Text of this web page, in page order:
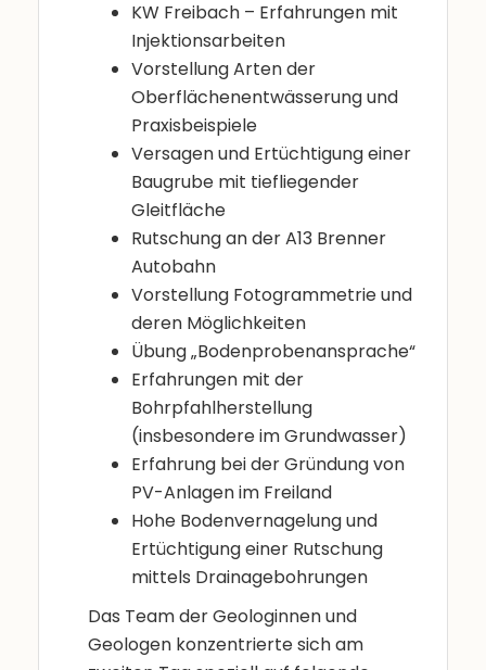
KW Freibach – Erfahrungen mit
Injektionsarbeiten
Vorstellung Arten der
Oberflächenentwässerung und
Praxisbeispiele
Versagen und Ertüchtigung einer
Baugrube mit tiefliegender
Gleitfläche
Rutschung an der A13 Brenner
Autobahn
Vorstellung Fotogrammetrie und
deren Möglichkeiten
Übung „Bodenprobenansprache“
Erfahrungen mit der
Bohrpfahlherstellung
(insbesondere im Grundwasser)
Erfahrung bei der Gründung von
PV-Anlagen im Freiland
Hohe Bodenvernagelung und
Ertüchtigung einer Rutschung
mittels Drainagebohrungen
Das Team der Geologinnen und
Geologen konzentrierte sich am